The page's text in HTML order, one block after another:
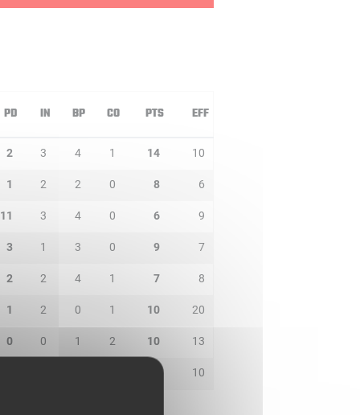
PD IN BP CO PTS EFF
2 3 4 1 14 10
1 2 2 0 8 6
11 3 4 0 6 9
3 1 3 0 9 7
2 2 4 1 7 8
1 2 0 1 10 20
0 0 1 2 10 13
10